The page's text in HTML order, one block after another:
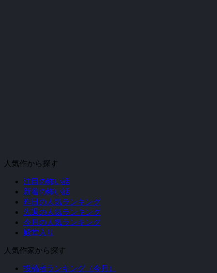
人気作から探す
注目の怖い話
新着の怖い話
昨日の人気ランキング
先週の人気ランキング
今月の人気ランキング
殿堂入り
人気作家から探す
投稿者ランキング（今月）